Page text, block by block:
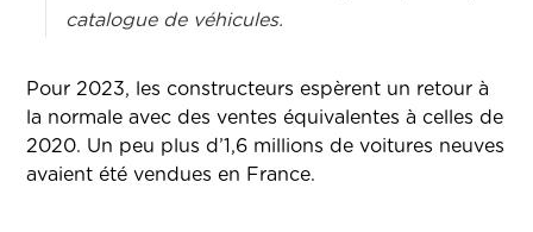
catalogue de véhicules.
Pour 2023, les constructeurs espèrent un retour à
la normale avec des ventes équivalentes à celles de
2020. Un peu plus d’1,6 millions de voitures neuves
avaient été vendues en France.